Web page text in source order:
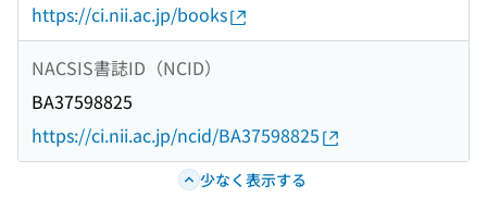
https://ci.nii.ac.jp/books
NACSIS書誌ID（NCID）
BA37598825
https://ci.nii.ac.jp/ncid/BA37598825
少なく表示する